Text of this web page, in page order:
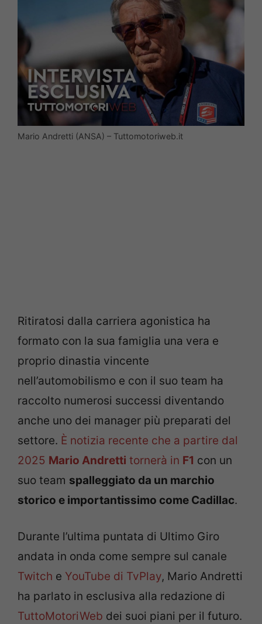
Mario Andretti (ANSA) – Tuttomotoriweb.it
Ritiratosi dalla carriera agonistica ha
formato con la sua famiglia una vera e
proprio dinastia vincente
nell’automobilismo e con il suo team ha
raccolto numerosi successi diventando
anche uno dei manager più preparati del
settore. È notizia recente che a partire dal
2025 Mario Andretti tornerà in F1 con un
suo team spalleggiato da un marchio
storico e importantissimo come Cadillac.
Durante l’ultima puntata di Ultimo Giro
andata in onda come sempre sul canale
Twitch e YouTube di TvPlay, Mario Andretti
ha parlato in esclusiva alla redazione di
TuttoMotoriWeb dei suoi piani per il futuro.